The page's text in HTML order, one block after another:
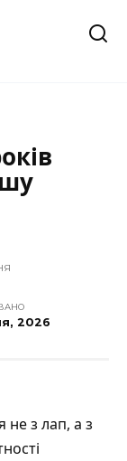
2026
не з лап, а з